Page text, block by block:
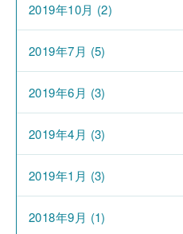
2019年10月 (2)
2019年7月 (5)
2019年6月 (3)
2019年4月 (3)
2019年1月 (3)
2018年9月 (1)